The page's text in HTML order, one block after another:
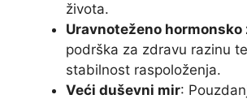
života.
Uravnoteženo
podrška za zdravu razinu
stabilnost raspoloženja.
Veći duševni mir: